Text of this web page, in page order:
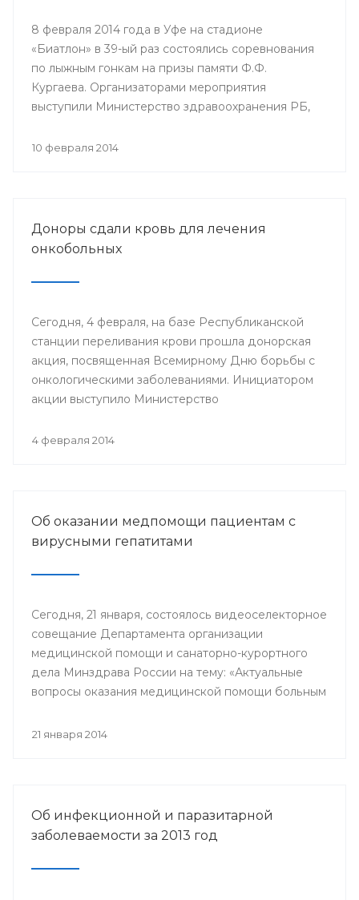
8 февраля 2014 года в Уфе на стадионе
«Биатлон» в 39-ый раз состоялись соревнования
по лыжным гонкам на призы памяти Ф.Ф.
Кургаева. Организаторами мероприятия
выступили Министерство здравоохранения РБ,
работников здравоохранения и Башкирский
10 февраля 2014
Доноры сдали кровь для лечения
онкобольных
Сегодня, 4 февраля, на базе Республиканской
станции переливания крови прошла донорская
акция, посвященная Всемирному Дню борьбы с
онкологическими заболеваниями. Инициатором
акции выступило Министерство
4 февраля 2014
Об оказании медпомощи пациентам с
вирусными гепатитами
Сегодня, 21 января, состоялось видеоселекторное
совещание Департамента организации
медицинской помощи и санаторно-курортного
дела Минздрава России на тему: «Актуальные
вопросы оказания медицинской помощи больным
21 января 2014
Об инфекционной и паразитарной
заболеваемости за 2013 год